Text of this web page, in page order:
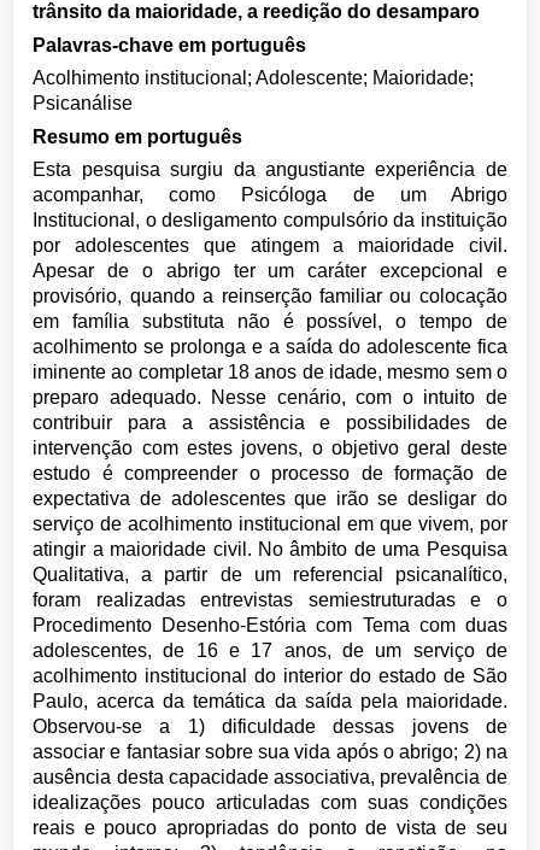
trânsito da maioridade, a reedição do desamparo
Palavras-chave em português
Acolhimento institucional; Adolescente; Maioridade;
Psicanálise
Resumo em português
Esta pesquisa surgiu da angustiante experiência de
acompanhar, como Psicóloga de um Abrigo
Institucional, o desligamento compulsório da instituição
por adolescentes que atingem a maioridade civil.
Apesar de o abrigo ter um caráter excepcional e
provisório, quando a reinserção familiar ou colocação
em família substituta não é possível, o tempo de
acolhimento se prolonga e a saída do adolescente fica
iminente ao completar 18 anos de idade, mesmo sem o
preparo adequado. Nesse cenário, com o intuito de
contribuir para a assistência e possibilidades de
intervenção com estes jovens, o objetivo geral deste
estudo é compreender o processo de formação de
expectativa de adolescentes que irão se desligar do
serviço de acolhimento institucional em que vivem, por
atingir a maioridade civil. No âmbito de uma Pesquisa
Qualitativa, a partir de um referencial psicanalítico,
foram realizadas entrevistas semiestruturadas e o
Procedimento Desenho-Estória com Tema com duas
adolescentes, de 16 e 17 anos, de um serviço de
acolhimento institucional do interior do estado de São
Paulo, acerca da temática da saída pela maioridade.
Observou-se a 1) dificuldade dessas jovens de
associar e fantasiar sobre sua vida após o abrigo; 2) na
ausência desta capacidade associativa, prevalência de
idealizações pouco articuladas com suas condições
reais e pouco apropriadas do ponto de vista de seu